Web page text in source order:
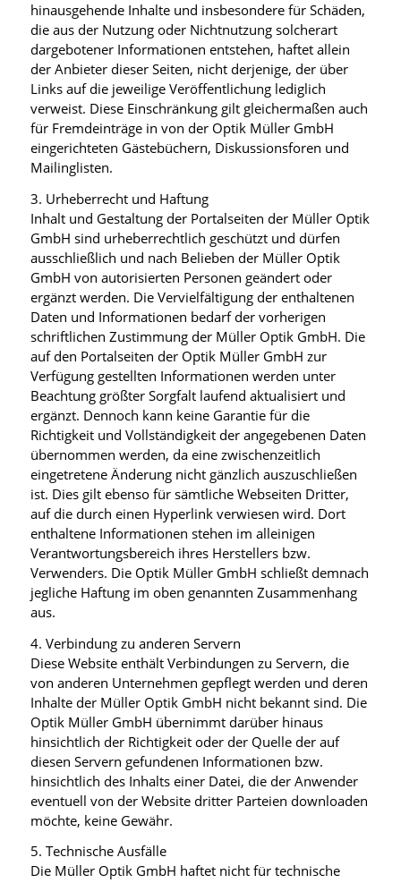
hinausgehende Inhalte und insbesondere für Schäden,
die aus der Nutzung oder Nichtnutzung solcherart
dargebotener Informationen entstehen, haftet allein
der Anbieter dieser Seiten, nicht derjenige, der über
Links auf die jeweilige Veröffentlichung lediglich
verweist. Diese Einschränkung gilt gleichermaßen auch
für Fremdeinträge in von der Optik Müller GmbH
eingerichteten Gästebüchern, Diskussionsforen und
Mailinglisten.
3. Urheberrecht und Haftung
Inhalt und Gestaltung der Portalseiten der Müller Optik
GmbH sind urheberrechtlich geschützt und dürfen
ausschließlich und nach Belieben der Müller Optik
GmbH von autorisierten Personen geändert oder
ergänzt werden. Die Vervielfältigung der enthaltenen
Daten und Informationen bedarf der vorherigen
schriftlichen Zustimmung der Müller Optik GmbH. Die
auf den Portalseiten der Optik Müller GmbH zur
Verfügung gestellten Informationen werden unter
Beachtung größter Sorgfalt laufend aktualisiert und
ergänzt. Dennoch kann keine Garantie für die
Richtigkeit und Vollständigkeit der angegebenen Daten
übernommen werden, da eine zwischenzeitlich
eingetretene Änderung nicht gänzlich auszuschließen
ist. Dies gilt ebenso für sämtliche Webseiten Dritter,
auf die durch einen Hyperlink verwiesen wird. Dort
enthaltene Informationen stehen im alleinigen
Verantwortungsbereich ihres Herstellers bzw.
Verwenders. Die Optik Müller GmbH schließt demnach
jegliche Haftung im oben genannten Zusammenhang
aus.
4. Verbindung zu anderen Servern
Diese Website enthält Verbindungen zu Servern, die
von anderen Unternehmen gepflegt werden und deren
Inhalte der Müller Optik GmbH nicht bekannt sind. Die
Optik Müller GmbH übernimmt darüber hinaus
hinsichtlich der Richtigkeit oder der Quelle der auf
diesen Servern gefundenen Informationen bzw.
hinsichtlich des Inhalts einer Datei, die der Anwender
eventuell von der Website dritter Parteien downloaden
möchte, keine Gewähr.
5. Technische Ausfälle
Die Müller Optik GmbH haftet nicht für technische